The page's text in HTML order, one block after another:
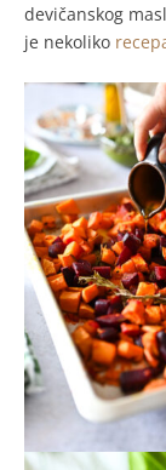
devičanskog
je nekoliko